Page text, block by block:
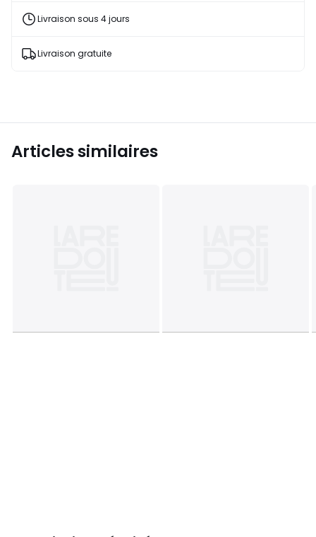
Livraison sous 4 jours
Livraison gratuite
Articles similaires